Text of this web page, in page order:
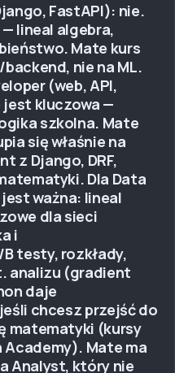
FastAPI): nie.
lineal algebra,
Mate kurs
nie na ML.
(web, API,
kluczowa —
szkolna. Mate
się właśnie na
z Django, DRF,
Dla Data
ważna: lineal
dla sieci
i
testy, rozkłady,
analizu (gradient
daje
chcesz przejść do
matematyki (kursy
Academy). Mate ma
Analyst, który nie